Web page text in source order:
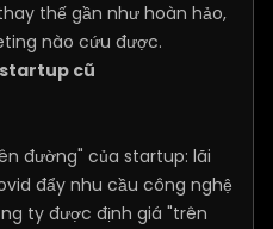
thế gần như hoàn hảo,
nào cứu được.
startup cũ
đường" của startup: lãi
đẩy nhu cầu công nghệ
ty được định giá "trên